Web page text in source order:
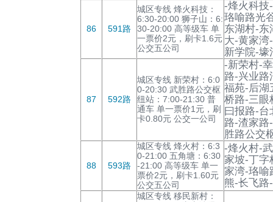
86 591路
城区专线 烽火科技：
6:30-20:00 狮子山：6:
30-20:00 高等级车 单
一票价2元，刷卡1.6元
公交五公司
-烽火科技
珞喻路光
东湖村-东
大-黄家湾
新学院-壕
87 592路
城区专线 新荣村：6:0
0-20:30 武胜路公交枢
纽站：7:00-21:30 普
通车 单一票价1元，刷
卡0.80元 公交一公司
-新荣村-
路-兴业路
福苑-后湖
桥路-三眼
曰报路-台
路-渣家路
胜路公交
88 593路
城区专线 烽火村：6:3
0-21:00 五角塘：6:30
-21:00 高等级车 单一
票价2元，刷卡1.60元
公交五公司
-烽火村-
家坡-丁字
家湾-珞喻
熊-长飞路
城区专线 移民新村：